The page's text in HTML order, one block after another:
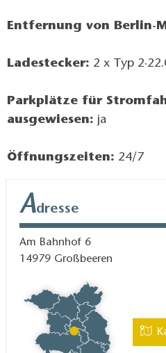
Entfernung von Berlin-
Ladestecker: 2 x Typ
Parkplätze für
ausgewiesen: ja
Öffnungszeiten: 24/7
Adresse
Am Bahnhof 6
14979 Großbeeren